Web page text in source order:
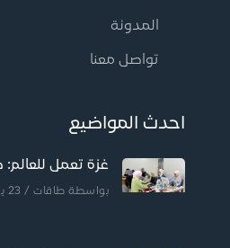
المدونة
تواصل معنا
احدث المواضيع
غزة تعمل
بواسطة طاقات / 23 يوليو 2025